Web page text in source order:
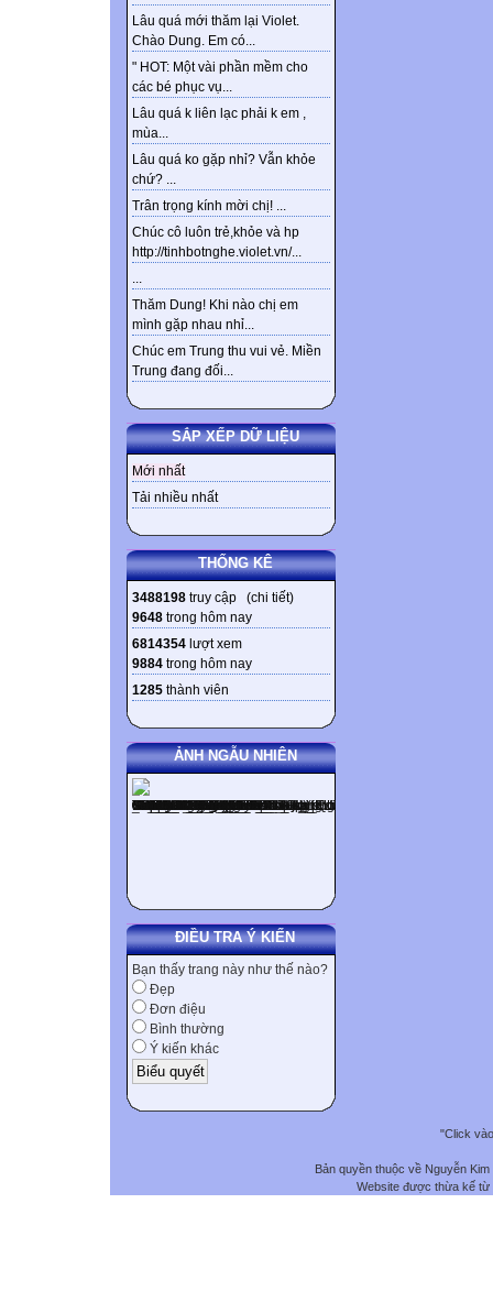
Lâu quá mới thăm lại Violet.
Chào Dung. Em có...
" HOT: Một vài phần mềm cho
các bé phục vụ...
Lâu quá k liên lạc phải k em ,
mùa...
Lâu quá ko gặp nhỉ? Vẫn khỏe
chứ? ...
Trân trọng kính mời chị! ...
Chúc cô luôn trẻ,khỏe và hp
http://tinhbotnghe.violet.vn/...
...
Thăm Dung! Khi nào chị em
mình gặp nhau nhỉ...
Chúc em Trung thu vui vẻ. Miền
Trung đang đối...
SẮP XẾP DỮ LIỆU
Mới nhất
Tải nhiều nhất
THỐNG KÊ
3488198 truy cập (chi tiết)
9648 trong hôm nay
6814354 lượt xem
9884 trong hôm nay
1285 thành viên
ẢNH NGẪU NHIÊN
ĐIỀU TRA Ý KIẾN
Bạn thấy trang này như thế nào?
Đẹp
Đơn điệu
Bình thường
Ý kiến khác
"Click
Bản quyền thuộc về Nguyễn
Website được thừa kế từ